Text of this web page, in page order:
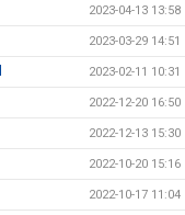
2023-04-13 13:58
2023-03-29 14:51
2023-02-11 10:31
2022-12-20 16:50
2022-12-13 15:30
2022-10-20 15:16
2022-10-17 11:04